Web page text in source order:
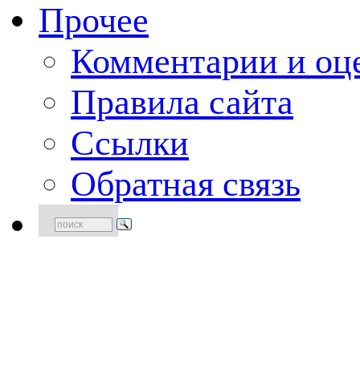
Прочее
Комментарии и
Правила сайта
Ссылки
Обратная связь